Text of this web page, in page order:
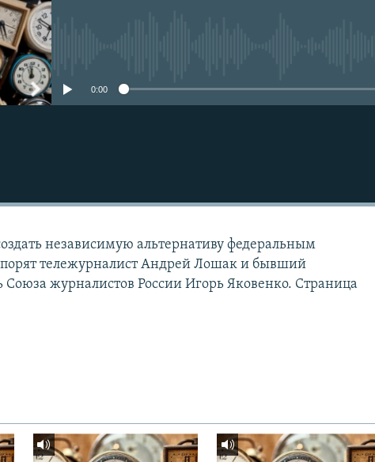
Подписаться
0:00
независимую альтернативу федеральным
тележурналист Андрей Лошак и бывший
Союза журналистов России Игорь Яковенко. Страница